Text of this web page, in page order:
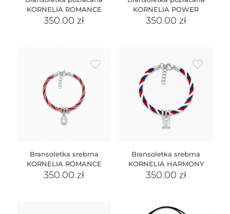
KORNELIA ROMANCE
350.00zł
KORNELIA POWER
350.00 zł
Bransoletka srebrna
KORNELIA ROMANCE
350.00zł
Bransoletka srebrna
KORNELIA HARMONY
350.00 zł